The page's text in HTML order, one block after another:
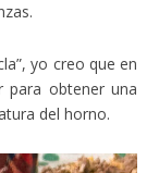
yo creo que en
para obtener una
del horno.